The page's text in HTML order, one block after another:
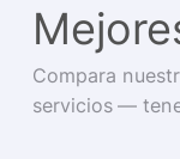
Compara
servicios —